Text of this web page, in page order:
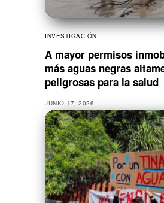
INVESTIGACIÓN
A mayor permisos
más aguas negras
peligrosas para la salud
JUNIO 17, 2026